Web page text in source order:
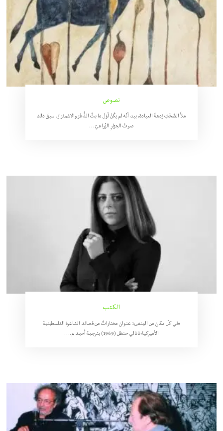
نصوص
ملأَ الصَّخَبُ رُدهةَ العيادة، بيد أنّه لم يكُنْ أوّلَ ما بثَّ الذُّعْرَ والاشمئزاز. سبقَ ذلك
صوتُ الجرّارِ الزِّراعيّ…
الكتب
“في كلّ مكان من المنفى” عنوان مختاراتٌ من قصائد الشاعرة الفلسطينية
الأميركية ناتالي حنظل (1969) بترجمة أحمد م.…